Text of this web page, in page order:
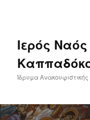
Ιερός
Ίδρυμα